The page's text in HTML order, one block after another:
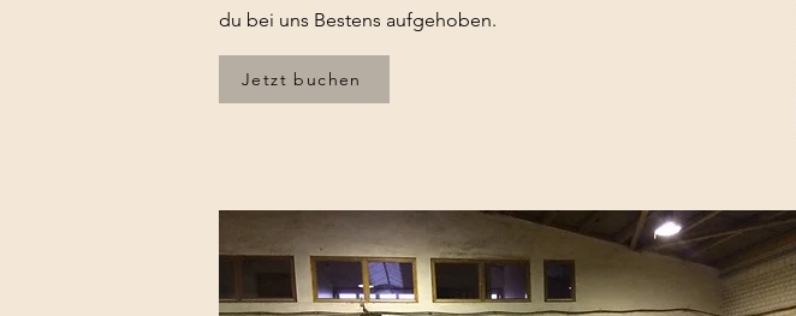
du bei uns Bestens aufgehoben.
Jetzt buchen